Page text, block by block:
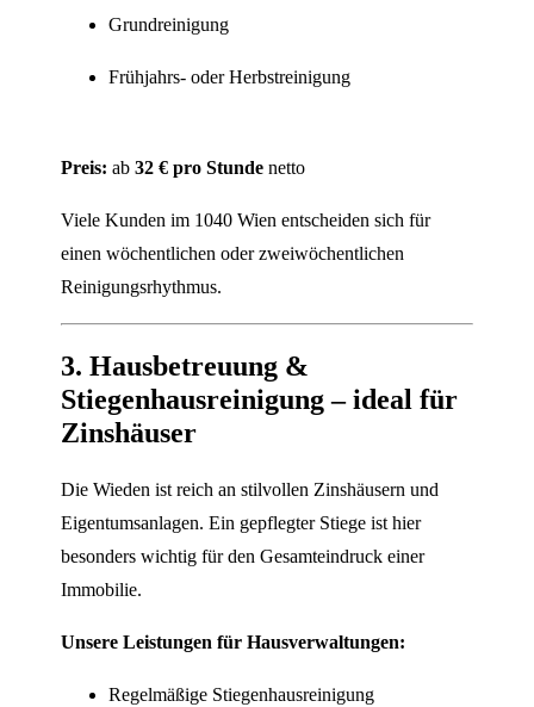
Grundreinigung
Frühjahrs- oder Herbstreinigung
Preis: ab32 € pro Stunde netto
Viele Kunden im 1040 Wien entscheiden sich für
einen wöchentlichen oder zweiwöchentlichen
Reinigungsrhythmus.
3. Hausbetreuung &
Stiegenhausreinigung – ideal für
Zinshäuser
Die Wieden ist reich an stilvollen Zinshäusern und
Eigentumsanlagen. Ein gepflegter Stiege ist hier
besonders wichtig für den Gesamteindruck einer
Immobilie.
Unsere Leistungen für Hausverwaltungen:
Regelmäßige Stiegenhausreinigung